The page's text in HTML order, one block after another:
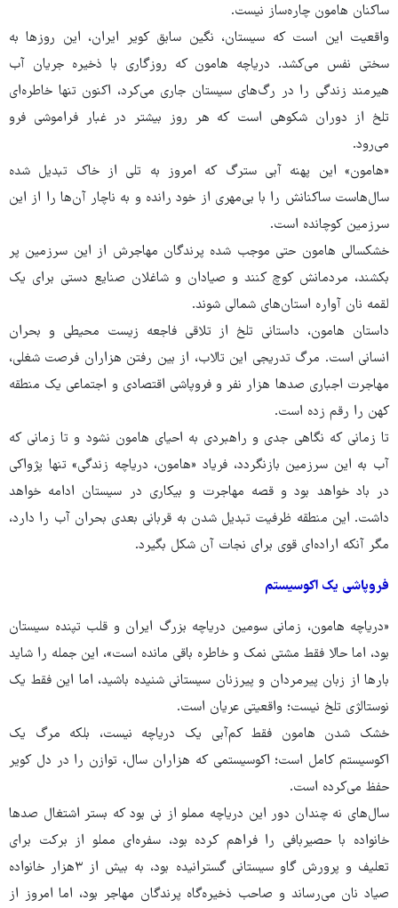
ساکنان ‌هامون چاره‌ساز نیست.
واقعیت این است که سیستان، نگین سابق کویر ایران، این روزها به
سختی نفس‌ می‌کشد. دریاچه ‌هامون که روزگاری با ذخیره جریان آب
هیرمند زندگی را در رگ‌های سیستان جاری می‌کرد، اکنون تنها خاطره‌ای
تلخ از دوران شکوهی است که هر روز بیشتر در غبار فراموشی فرو
می‌رود.
«هامون» این پهنه آبی سترگ که امروز به تلی از خاک تبدیل شده
سال‌هاست ساکنانش را با بی‌مهری از خود رانده و به ناچار آن‌ها را از این
سرزمین کوچانده است.
خشکسالی‌ هامون حتی موجب شده پرندگان مهاجرش از این سرزمین پر
بکشند، مردمانش کوچ کنند و صیادان و شاغلان صنایع دستی برای یک
لقمه نان آواره استان‌های شمالی شوند.
داستان ‌هامون، داستانی تلخ از تلاقی فاجعه زیست ‌محیطی و بحران
انسانی است. مرگ تدریجی این تالاب، از بین رفتن هزاران فرصت شغلی،
مهاجرت اجباری صدها هزار نفر و فروپاشی اقتصادی و اجتماعی یک منطقه
کهن را رقم زده است.
تا زمانی که نگاهی جدی و راهبردی به احیای ‌هامون نشود و تا زمانی که
آب به این سرزمین بازنگردد، فریاد «هامون، دریاچه زندگی» تنها پژواکی
در باد خواهد بود و قصه مهاجرت و بیکاری در سیستان ادامه خواهد
داشت. این منطقه‌ ظرفیت تبدیل شدن به قربانی بعدی بحران آب را دارد،
مگر آنکه اراده‌ای قوی برای نجات آن شکل بگیرد.
فروپاشی یک اکوسیستم
«دریاچه ‌هامون، زمانی سومین دریاچه بزرگ ایران و قلب تپنده سیستان
بود، اما حالا فقط مشتی نمک و خاطره باقی مانده است»، این جمله را شاید
بارها از زبان پیرمردان و پیرزنان سیستانی شنیده باشید، اما این فقط یک
نوستالژی تلخ نیست؛ واقعیتی عریان است.
خشک شدن ‌هامون فقط کم‌آبی یک دریاچه نیست، بلکه مرگ یک
اکوسیستم کامل است؛ اکوسیستمی که هزاران سال، توازن را در دل کویر
حفظ می‌کرده است.
سال‌های نه چندان دور این دریاچه مملو از نی بود که بستر اشتغال صدها
خانواده با حصیربافی را فراهم کرده بود، سفره‌ای مملو از برکت برای
تعلیف و پرورش گاو سیستانی گسترانیده بود، به بیش از ۳هزار خانواده
صیاد نان می‌رساند و صاحب ذخیره‌گاه پرندگان مهاجر بود، اما امروز از